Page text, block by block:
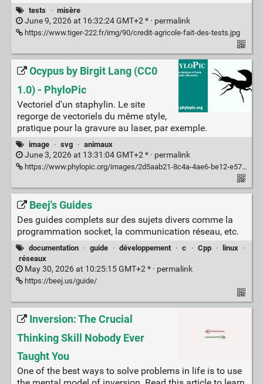
tests · misère
June 9, 2026 at 16:32:24 GMT+2 * · permalink
https://www.tiger-222.fr/img/90/credit-agricole-fait-des-tests.jpg
Ocypus by Birgit Lang (CC0
1.0) - PhyloPic
Vectoriel d'un staphylin. Le site
regorge de vectoriels du même style,
pratique pour la gravure au laser, par exemple.
image · svg · animaux
June 3, 2026 at 13:31:04 GMT+2 * · permalink
https://www.phylopic.org/images/2d5aab21-8c4a-4ae6-be12-e574ef21448b/ocypus
Beej's Guides
Des guides complets sur des sujets divers comme la
programmation socket, la communication réseau, etc.
documentation · guide · développement · c · Cpp · linux
·
réseaux
May 30, 2026 at 10:25:15 GMT+2 * · permalink
https://beej.us/guide/
Inversion: The Crucial
Thinking Skill Nobody Ever
Taught You
One of the best ways to solve problems in life is to use